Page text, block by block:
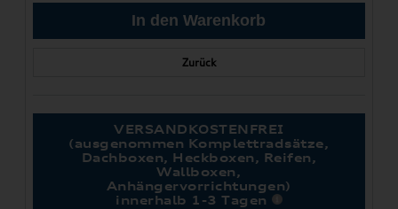
Zurück
VERSANDKOSTENFREI
(ausgenommen Komplettradsätze,
Dachboxen, Heckboxen, Reifen,
Wallboxen,
Anhängervorrichtungen)
innerhalb 1-3 Tagen